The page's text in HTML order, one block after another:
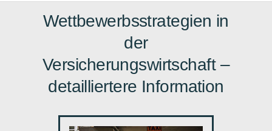
Wettbewerbsstrategien in
der
Versicherungswirtschaft –
detailliertere Information